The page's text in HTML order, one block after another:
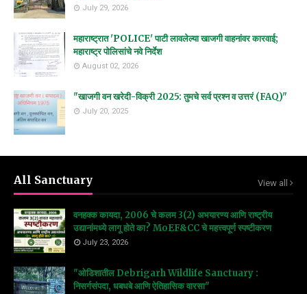
July 29, 2026
महाराष्ट्रात 'POLICE' पाटी लावलेल्या खाजगी वाहनांवर कारवाई;
महाराष्ट्र पोलिसांचे नवे निर्देश
August 02, 2026
"खाजगी वन खरेदी-विक्री 2025: तुमचे सर्व प्रश्न व उत्तरं (FAQ)"
July 20, 2025
All Sanctuary View all
वनहक्क कायदा, 2006 चे कलम 3(2) अभयारण्य आणि राष्ट्रीय
उद्यानांमध्ये लागू होते का? MoEF&CC चे महत्त्वपूर्ण स्पष्टीकरण
July 23, 2026
"ओडिशातील Debrigarh Wildlife Sanctuary :
निसर्गसंपदा, धबधबे आणि ऐतिहासिक वारसा"